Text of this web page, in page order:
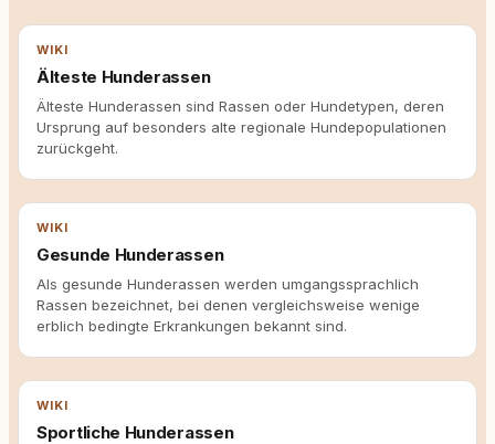
WIKI
Älteste Hunderassen
Älteste Hunderassen sind Rassen oder Hundetypen, deren
Ursprung auf besonders alte regionale Hundepopulationen
zurückgeht.
WIKI
Gesunde Hunderassen
Als gesunde Hunderassen werden umgangssprachlich
Rassen bezeichnet, bei denen vergleichsweise wenige
erblich bedingte Erkrankungen bekannt sind.
WIKI
Sportliche Hunderassen